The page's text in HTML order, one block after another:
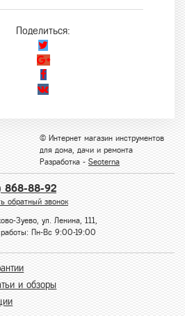
Поделиться:
© Интернет магазин инструментов
для дома, дачи и ремонта
Разработка - Seoterna
868-88-92
обратный звонок
Зуево, ул. Ленина, 111,
Пн-Вс 9:00-19:00
и обзоры